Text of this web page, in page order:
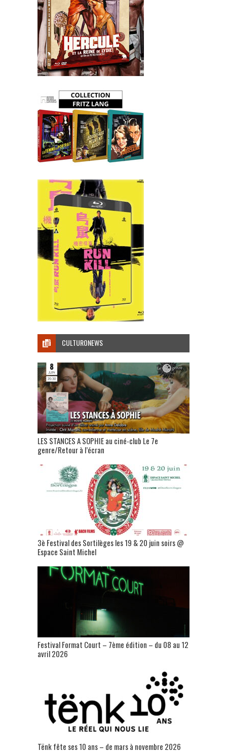
CULTURONEWS
LES STANCES A SOPHIE au ciné-club Le 7e
genre/Retour à l’écran
3è Festival des Sortilèges les 19 & 20 juin soirs @
Espace Saint Michel
Festival Format Court – 7ème édition – du 08 au 12
avril 2026
Tënk fête ses 10 ans – de mars à novembre 2026